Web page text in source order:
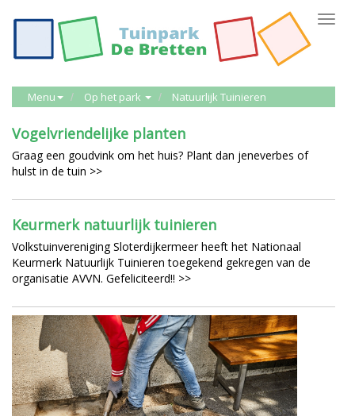
Menu Op het park Natuurlijk Tuinieren
Vogelvriendelijke planten
Graag een goudvink om het huis? Plant dan jeneverbes of
hulst in de tuin >>
Keurmerk natuurlijk tuinieren
Volkstuinvereniging Sloterdijkermeer heeft het Nationaal
Keurmerk Natuurlijk Tuinieren toegekend gekregen van de
organisatie AVVN. Gefeliciteerd!! >>